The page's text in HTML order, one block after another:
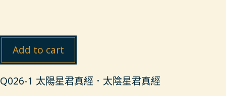
Add to cart
Q026-1 太陽星君真經．太陰星君真經